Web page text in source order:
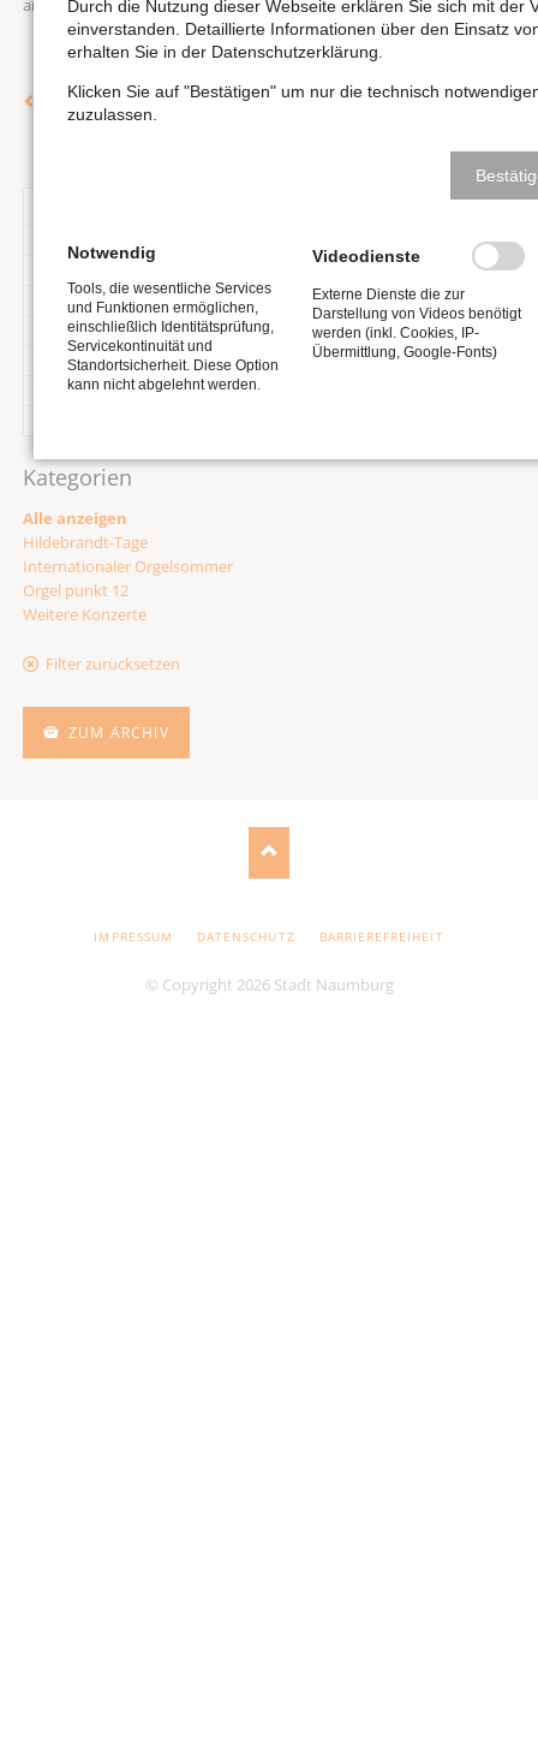
an der Hildebrandt-Orgel!
Zurück
>
SO
2
4 5 6 7 8
10
11 12 13 14 15
16
18 19 20 21 22
23
24
25 26
Kategorien
Alle anzeigen
Hildebrandt-Tage
Internationaler Orgelsommer
Orgel punkt 12
Weitere Konzerte
Filter zurücksetzen
ZUM ARCHIV
IMPRESSUM DATENSCHUTZ BARRIEREFREIHEIT
© Copyright 2026 Stadt Naumburg
Durch die Nutzung dieser Webseite erklären Sie sich mit der
einverstanden. Detaillierte Informationen über den Einsatz
erhalten Sie in der Datenschutzerklärung.
Klicken Sie auf "Bestätigen" um nur die technisch
zuzulassen.
Notwendig
Tools, die wesentliche Services
und Funktionen ermöglichen,
einschließlich Identitätsprüfung,
Servicekontinuität und
Standortsicherheit. Diese Option
kann nicht abgelehnt werden.
Videodienste
Externe Dienste die zur
Darstellung von Videos benötigt
werden (inkl. Cookies, IP-
Übermittlung, Google-Fonts)